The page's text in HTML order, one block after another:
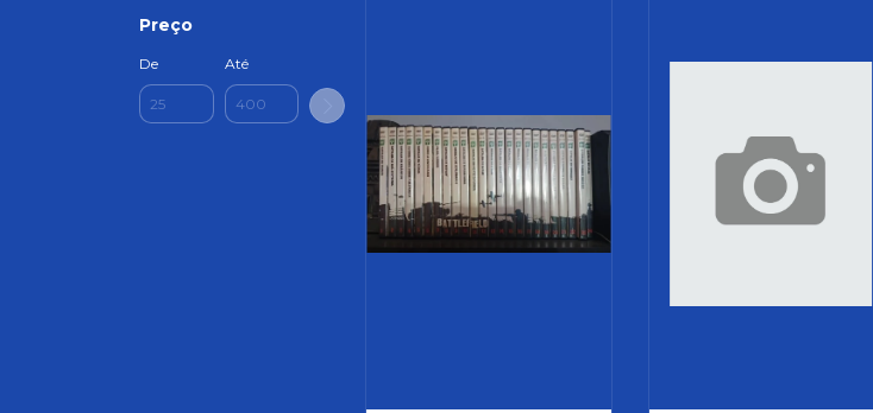
Preço
De Até